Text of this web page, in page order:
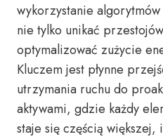
wykorzystanie
nie tylko unikać
optymalizować zużycie
Kluczem jest płynne
utrzymania ruchu do
aktywami, gdzie każdy
staje się częścią większej,